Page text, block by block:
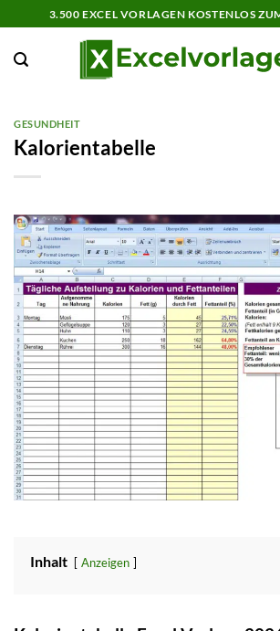
Inhalt
springen
3.500 EXCEL VORLAGEN KOSTENLOS
GESUNDHEIT
Kalorientabelle
Inhalt Anzeigen